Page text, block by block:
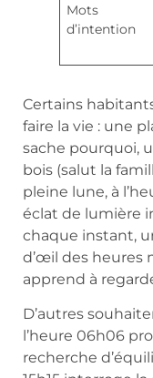
Mots
d’intention
Certains
faire la vie : une
sache pourquoi,
bois (salut la
pleine lune, à
éclat de lumière
chaque instant,
d’œil des heures
apprend à
D’autres
l’heure 06h06
recherche